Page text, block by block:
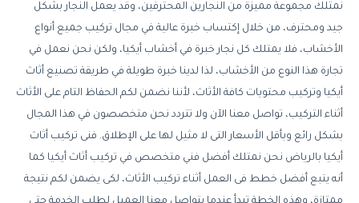
نمتلك مجموعة مميزة من النجارين المحترفين، وقد يعمل النجار بشكل
جيد ومحترف، من خلال إكتساب خبرة عالية في مجال تركيب جميع أنواع
الأخشاب، فلا يمتلك كل نجار خبرة في أخشاب أيكيا، ولكن نحن نعمل في
تجارة هذا النوع من الأخشاب، لذا لدينا خبرة طويلة في طريقة تصنيع أثاث
أيكيا وتركيب محتويات كافة الأثاث، لأننا نضمن لكم الحفاظ التام على الأثاث
أثناء التركيب، تواصل معنا الآن ولا تتردد نحن متخصصون في هذا المجال
بشكل رائع وبأقل الأسعار التى لا مثيل لها على الإطلاق. فنى تركيب أثاث
أيكيا بالرياض نحن نمتلك أفضل فني متخصص في تركيب أثاث أيكيا كما
أنه يتبع أفضل خطط فى العمل أثناء تركيب الأثاث، لكى يضمن لكم نتيجة